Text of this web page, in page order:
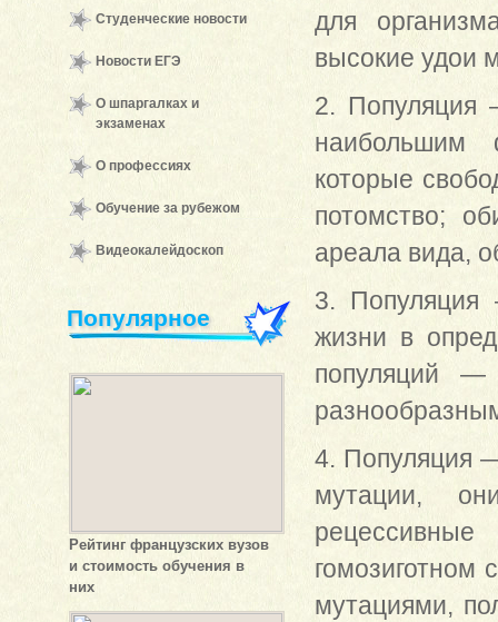
Студенческие новости
Новости ЕГЭ
О шпаргалках и
экзаменах
О профессиях
Обучение за рубежом
Видеокалейдоскоп
Популярное
Рейтинг французских вузов
и стоимость обучения в
них
для
высокие удои
2. Популяция
наибольшим
которые
потомство;
ареала вида,
3. Популяция
жизни в
популяций —
4. Популяция
мутации,
гомозиготном
мутациями,